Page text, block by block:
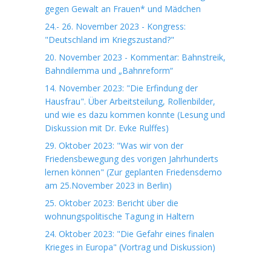
gegen Gewalt an Frauen* und Mädchen
24.- 26. November 2023 - Kongress:
"Deutschland im Kriegszustand?"
20. November 2023 - Kommentar: Bahnstreik,
Bahndilemma und „Bahnreform“
14. November 2023: "Die Erfindung der
Hausfrau". Über Arbeitsteilung, Rollenbilder,
und wie es dazu kommen konnte (Lesung und
Diskussion mit Dr. Evke Rulffes)
29. Oktober 2023: "Was wir von der
Friedensbewegung des vorigen Jahrhunderts
lernen können" (Zur geplanten Friedensdemo
am 25.November 2023 in Berlin)
25. Oktober 2023: Bericht über die
wohnungspolitische Tagung in Haltern
24. Oktober 2023: "Die Gefahr eines finalen
Krieges in Europa" (Vortrag und Diskussion)